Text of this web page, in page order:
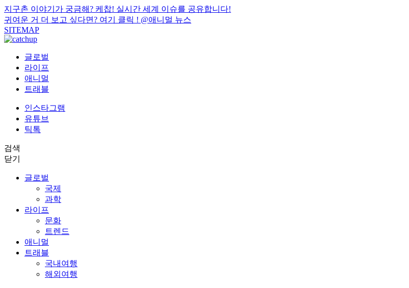
지구촌 이야기가 궁금해? 케찹! 실시간 세계 이슈를 공유합니다!
귀여운 거 더 보고 싶다면? 여기 클릭 ! @애니멀 뉴스
SITEMAP
글로벌
라이프
애니멀
트래블
인스타그램
유튜브
틱톡
검색
닫기
글로벌
국제
과학
라이프
문화
트렌드
애니멀
트래블
국내여행
해외여행